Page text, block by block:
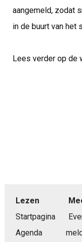
aangemeld, zodat
in de buurt van het
Lees verder op de
Lezen
Startpagina
Agenda